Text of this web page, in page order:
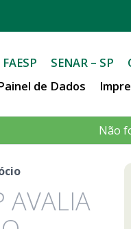
FAESP SENAR – SP
de Dados
Não
AVALIA